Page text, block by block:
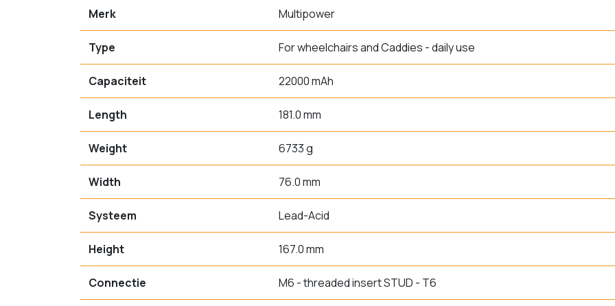
Merk Multipower
Type For wheelchairs and Caddies - daily use
Capaciteit 22000 mAh
Length 181.0 mm
Weight 6733 g
Width 76.0 mm
Systeem Lead-Acid
Height 167.0 mm
Connectie M6 - threaded insert STUD - T6